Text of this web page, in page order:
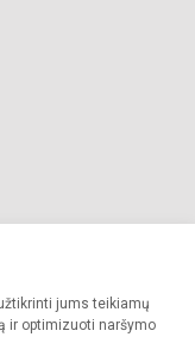
jums teikiamų
ir optimizuoti naršymo
teisės saugomos.
griežtai draudžiama.